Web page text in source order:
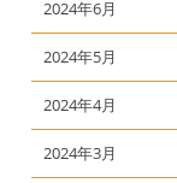
2024年6月
2024年5月
2024年4月
2024年3月